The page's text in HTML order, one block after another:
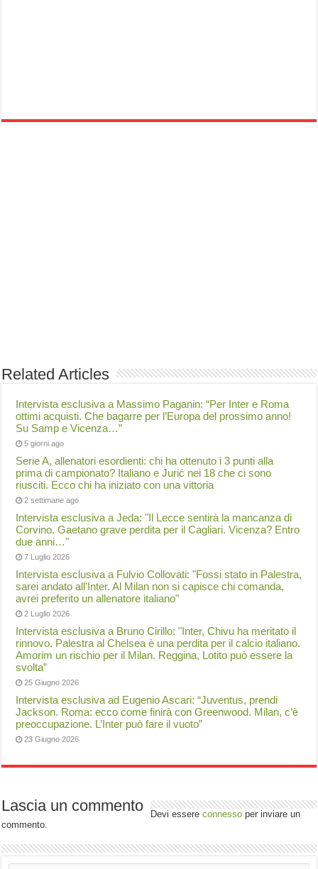
Related Articles
Intervista esclusiva a Massimo Paganin: “Per Inter e Roma
ottimi acquisti. Che bagarre per l’Europa del prossimo anno!
Su Samp e Vicenza…”
5 giorni ago
Serie A, allenatori esordienti: chi ha ottenuto i 3 punti alla
prima di campionato? Italiano e Jurić nei 18 che ci sono
riusciti. Ecco chi ha iniziato con una vittoria
2 settimane ago
Intervista esclusiva a Jeda: "Il Lecce sentirà la mancanza di
Corvino. Gaetano grave perdita per il Cagliari. Vicenza? Entro
due anni…"
7 Luglio 2026
Intervista esclusiva a Fulvio Collovati: "Fossi stato in Palestra,
sarei andato all'Inter. Al Milan non si capisce chi comanda,
avrei preferito un allenatore italiano"
2 Luglio 2026
Intervista esclusiva a Bruno Cirillo: "Inter, Chivu ha meritato il
rinnovo. Palestra al Chelsea è una perdita per il calcio italiano.
Amorim un rischio per il Milan. Reggina, Lotito può essere la
svolta”
25 Giugno 2026
Intervista esclusiva ad Eugenio Ascari: “Juventus, prendi
Jackson. Roma: ecco come finirà con Greenwood. Milan, c’è
preoccupazione. L’Inter può fare il vuoto”
23 Giugno 2026
Lascia un commento Devi essereconnesso per inviare un
commento.